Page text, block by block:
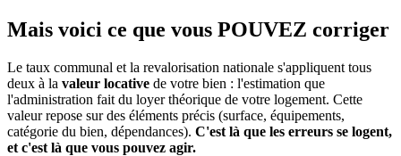
Mais voici ce que vous POUVEZ corriger
Le taux communal et la revalorisation nationale s'appliquent tous
deux à la valeur locative de votre bien : l'estimation que
l'administration fait du loyer théorique de votre logement. Cette
valeur repose sur des éléments précis (surface, équipements,
catégorie du bien, dépendances). C'est là que les erreurs se logent,
et c'est là que vous pouvez agir.